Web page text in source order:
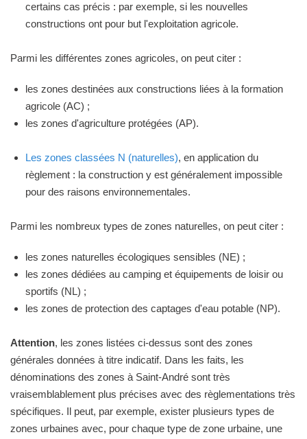
certains cas précis : par exemple, si les nouvelles
constructions ont pour but l'exploitation agricole.
Parmi les différentes zones agricoles, on peut citer :
les zones destinées aux constructions liées à la formation
agricole (AC) ;
les zones d'agriculture protégées (AP).
Les zones classées N (naturelles), en application du
règlement : la construction y est généralement impossible
pour des raisons environnementales.
Parmi les nombreux types de zones naturelles, on peut citer :
les zones naturelles écologiques sensibles (NE) ;
les zones dédiées au camping et équipements de loisir ou
sportifs (NL) ;
les zones de protection des captages d'eau potable (NP).
Attention, les zones listées ci-dessus sont des zones
générales données à titre indicatif. Dans les faits, les
dénominations des zones à Saint-André sont très
vraisemblablement plus précises avec des règlementations très
spécifiques. Il peut, par exemple, exister plusieurs types de
zones urbaines avec, pour chaque type de zone urbaine, une